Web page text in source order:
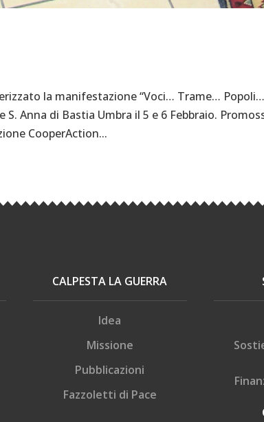
la manifestazione “Voci… Trame…
Anna di Bastia Umbra il 5 e 6 Febbraio.
CooperAction...
CALPESTA LA GUERRA
Idea
Missione
Pubblicazioni
Fazzoletti di Pace